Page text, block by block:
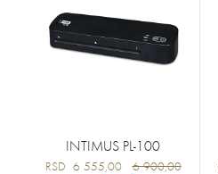
INTIMUS PL-100
RSD 6 555,006 900,00